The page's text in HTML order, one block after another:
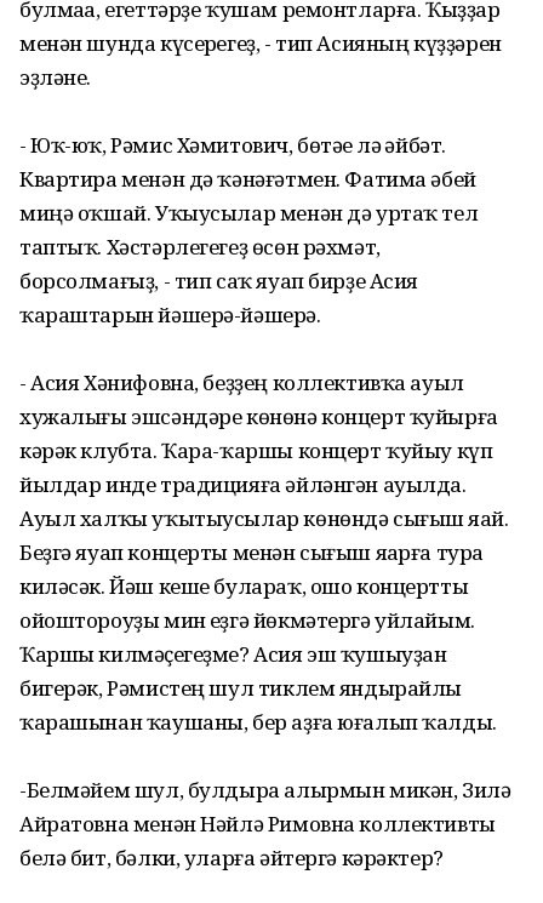
булмаһа, егеттәрҙе ҡушам ремонтларға. Ҡыҙҙар
менән шунда күсерһегеҙ, - тип Асияның күҙҙәрен
эҙләне.
- Юҡ-юҡ, Рәмис Хәмитович, бөтәһе лә һәйбәт.
Квартира менән дә ҡәнәғәтмен. Фатима әбей
миңә оҡшай. Уҡыусылар менән дә уртаҡ тел
таптыҡ. Хәстәрлегегеҙ өсөн рәхмәт,
борсолмағыҙ, - тип саҡ яуап бирҙе Асия
ҡараштарын йәшерә-йәшерә.
- Асия Хәнифовна, беҙҙең коллективҡа ауыл
хужалығы эшсәндәре көнөнә концерт ҡуйырға
кәрәк клубта. Ҡара-ҡаршы концерт ҡуйыу күп
йылдар инде традицияға әйләнгән ауылда.
Ауыл халҡы уҡытыусылар көнөндә сығыш яһай.
Беҙгә яуап концерты менән сығыш яһарға тура
киләсәк. Йәш кеше булараҡ, ошо концертты
ойоштороуҙы мин һеҙгә йөкмәтергә уйлайым.
Ҡаршы килмәҫһегеҙме? Асия эш ҡушыуҙан
бигерәк, Рәмистең шул тиклем яндырайлы
ҡарашынан ҡаушаны, бер аҙға юғалып ҡалды.
-Белмәйем шул, булдыра алырмын микән, Зилә
Айратовна менән Нәйлә Римовна коллективты
белә бит, бәлки, уларға әйтергә кәрәктер?